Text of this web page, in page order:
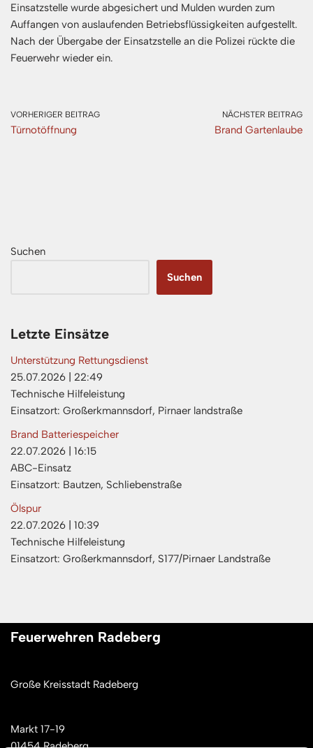
Einsatzstelle wurde abgesichert und Mulden wurden zum
Auffangen von auslaufenden Betriebsflüssigkeiten aufgestellt.
Nach der Übergabe der Einsatzstelle an die Polizei rückte die
Feuerwehr wieder ein.
VORHERIGER BEITRAG
Türnotöffnung
NÄCHSTER BEITRAG
Brand Gartenlaube
Suchen
Suchen
Letzte Einsätze
Unterstützung Rettungsdienst
25.07.2026
22:49
Technische Hilfeleistung
Einsatzort: Großerkmannsdorf, Pirnaer landstraße
Brand Batteriespeicher
22.07.2026
16:15
ABC-Einsatz
Einsatzort: Bautzen, Schliebenstraße
Ölspur
22.07.2026
10:39
Technische Hilfeleistung
Einsatzort: Großerkmannsdorf, S177/Pirnaer Landstraße
Feuerwehren Radeberg
Große Kreisstadt Radeberg
Markt 17-19